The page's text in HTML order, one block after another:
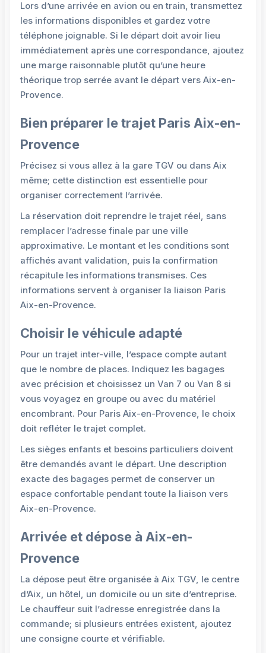
Lors d’une arrivée en avion ou en train, transmettez
les informations disponibles et gardez votre
téléphone joignable. Si le départ doit avoir lieu
immédiatement après une correspondance, ajoutez
une marge raisonnable plutôt qu’une heure
théorique trop serrée avant le départ vers Aix-en-
Provence.
Bien préparer le trajet Paris Aix-en-
Provence
Précisez si vous allez à la gare TGV ou dans Aix
même; cette distinction est essentielle pour
organiser correctement l’arrivée.
La réservation doit reprendre le trajet réel, sans
remplacer l’adresse finale par une ville
approximative. Le montant et les conditions sont
affichés avant validation, puis la confirmation
récapitule les informations transmises. Ces
informations servent à organiser la liaison Paris
Aix-en-Provence.
Choisir le véhicule adapté
Pour un trajet inter-ville, l’espace compte autant
que le nombre de places. Indiquez les bagages
avec précision et choisissez un Van 7 ou Van 8 si
vous voyagez en groupe ou avec du matériel
encombrant. Pour Paris Aix-en-Provence, le choix
doit refléter le trajet complet.
Les sièges enfants et besoins particuliers doivent
être demandés avant le départ. Une description
exacte des bagages permet de conserver un
espace confortable pendant toute la liaison vers
Aix-en-Provence.
Arrivée et dépose à Aix-en-
Provence
La dépose peut être organisée à Aix TGV, le centre
d’Aix, un hôtel, un domicile ou un site d’entreprise.
Le chauffeur suit l’adresse enregistrée dans la
commande; si plusieurs entrées existent, ajoutez
une consigne courte et vérifiable.